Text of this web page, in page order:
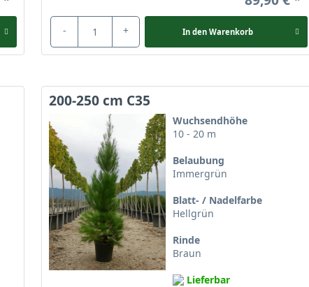
- + In den Warenkorb
200-250 cm C35
Wuchsendhöhe
10 - 20 m
Belaubung
Immergrün
Blatt- / Nadelfarbe
Hellgrün
Rinde
Braun
Lieferbar